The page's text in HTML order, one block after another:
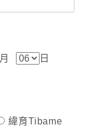
月 日
緯育Tibame